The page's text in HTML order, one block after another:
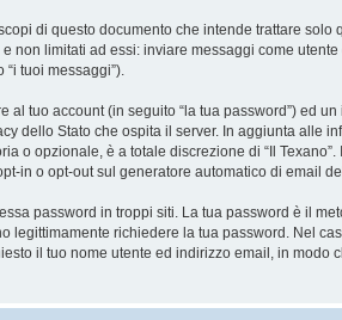
di questo documento che intende trattare solo
limitati ad essi: inviare messaggi come
tuoi messaggi”).
tuo account (in seguito “la tua password”) ed
dello Stato che ospita il server. In aggiunta alle
o opzionale, è a totale discrezione di “Il
in o opt-out sul generatore automatico di email
password in troppi siti. La tua password è il
legittimamente richiedere la tua password. Nel
il tuo nome utente ed indirizzo email, in modo